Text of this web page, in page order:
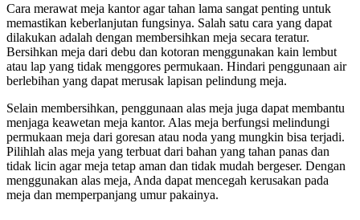
Cara merawat meja kantor agar tahan lama sangat penting untuk
memastikan keberlanjutan fungsinya. Salah satu cara yang dapat
dilakukan adalah dengan membersihkan meja secara teratur.
Bersihkan meja dari debu dan kotoran menggunakan kain lembut
atau lap yang tidak menggores permukaan. Hindari penggunaan air
berlebihan yang dapat merusak lapisan pelindung meja.
Selain membersihkan, penggunaan alas meja juga dapat membantu
menjaga keawetan meja kantor. Alas meja berfungsi melindungi
permukaan meja dari goresan atau noda yang mungkin bisa terjadi.
Pilihlah alas meja yang terbuat dari bahan yang tahan panas dan
tidak licin agar meja tetap aman dan tidak mudah bergeser. Dengan
menggunakan alas meja, Anda dapat mencegah kerusakan pada
meja dan memperpanjang umur pakainya.